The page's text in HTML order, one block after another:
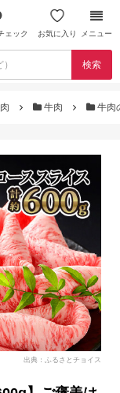
ェック お気に入り メニュー
検索
牛肉 牛肉
出典：ふるさとチョイス